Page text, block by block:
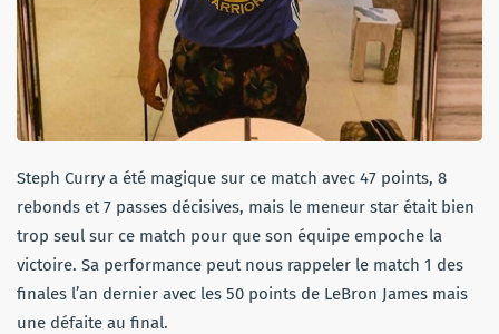
Steph Curry a été magique sur ce match avec 47 points, 8
rebonds et 7 passes décisives, mais le meneur star était bien
trop seul sur ce match pour que son équipe empoche la
victoire. Sa performance peut nous rappeler le match 1 des
finales l’an dernier avec les 50 points de LeBron James mais
une défaite au final.